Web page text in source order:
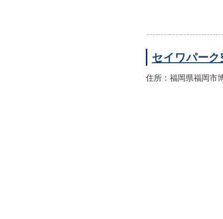
セイワパーク
住所：福岡県福岡市